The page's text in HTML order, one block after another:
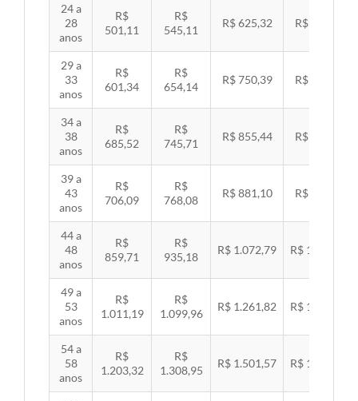
24 a
28
anos
R$
501,11
R$
545,11
R$ 625,32 R$ 644,40
29 a
33
anos
R$
601,34
R$
654,14
R$ 750,39 R$ 773,29
34 a
38
anos
R$
685,52
R$
745,71
R$ 855,44 R$ 881,54
39 a
43
anos
R$
706,09
R$
768,08
R$ 881,10 R$ 907,99
44 a
48
anos
R$
859,71
R$
935,18
R$ 1.072,79 R$ 1.105,53
49 a
53
anos
R$
1.011,19
R$
1.099,96
R$ 1.261,82 R$ 1.300,32
54 a
58
anos
R$
1.203,32
R$
1.308,95
R$ 1.501,57 R$ 1.547,38